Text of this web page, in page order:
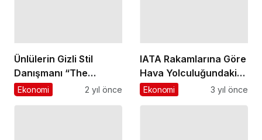
Clique”, Moda
Dünyasına Yön Veriyor
Ekonomi 2 yıl önce
IATA Rakamlarına Göre
Hava Yolculuğundaki
Güçlü Büyüme Eğilimi
Sürüyor
Ekonomi 3 yıl önce